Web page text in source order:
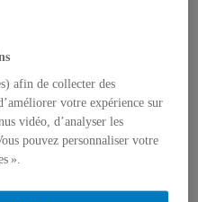
la performance UQAM
uqam.ca Chercher sur le web
afin de collecter des
votre expérience sur
vidéo, d’analyser les
pouvez personnaliser votre
».